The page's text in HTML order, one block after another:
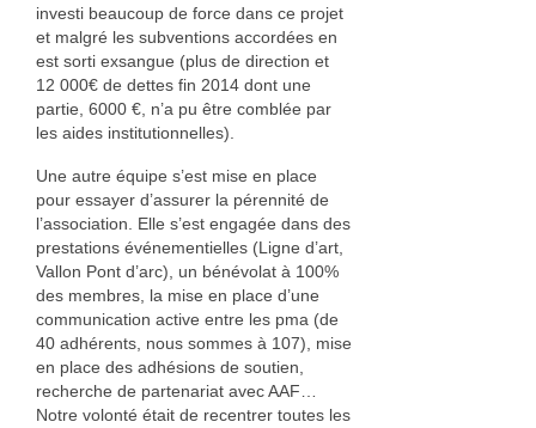
Emilie Rouillon
Fil et textile
Dominique Chapre
Geneviève Quievreux
Elisabeth Roux
Florance Russo
Stefanie Wesle
Aurelia Westray
Bijoux
investi beaucoup de force dans ce projet
et malgré les subventions accordées en
est sorti exsangue (plus de direction et
12 000€ de dettes fin 2014 dont une
partie, 6000 €, n’a pu être comblée par
les aides institutionnelles).
Une autre équipe s’est mise en place
pour essayer d’assurer la pérennité de
l’association. Elle s’est engagée dans des
prestations événementielles (Ligne d’art,
Vallon Pont d’arc), un bénévolat à 100%
des membres, la mise en place d’une
communication active entre les pma (de
40 adhérents, nous sommes à 107), mise
en place des adhésions de soutien,
recherche de partenariat avec AAF…
Notre volonté était de recentrer toutes les